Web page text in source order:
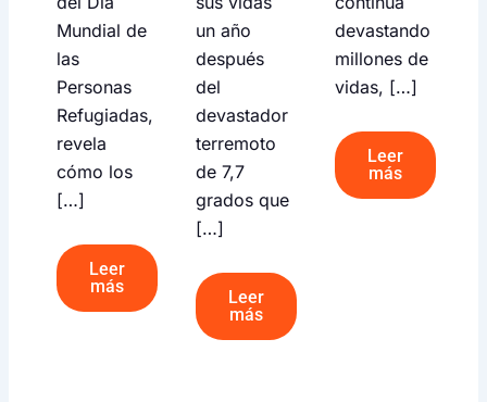
Mundial de
las
Personas
Refugiadas,
revela
cómo los
[…]
Leer
más
un año
después
del
devastador
terremoto
de 7,7
grados que
[…]
Leer
más
devastando
millones de
vidas, […]
Leer
más